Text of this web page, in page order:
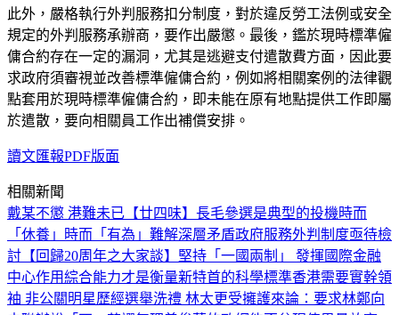
此外，嚴格執行外判服務扣分制度，對於違反勞工法例或安全
規定的外判服務承辦商，要作出嚴懲。最後，鑑於現時標準僱
傭合約存在一定的漏洞，尤其是逃避支付遣散費方面，因此要
求政府須審視並改善標準僱傭合約，例如將相關案例的法律觀
點套用於現時標準僱傭合約，即未能在原有地點提供工作即屬
於遣散，要向相關員工作出補償安排。
讀文匯報PDF版面
相關新聞
戴某不懲 港難未已 【廿四味】長毛參選是典型的投機時而
「休養」時而「有為」難解深層矛盾政府服務外判制度亟待檢
討 【回歸20周年之大家談】堅持「一國兩制」 發揮國際金融
中心作用綜合能力才是衡量新特首的科學標準香港需要實幹領
袖 非公關明星歷經選舉洗禮 林太更受擁護來論：要求林鄭向